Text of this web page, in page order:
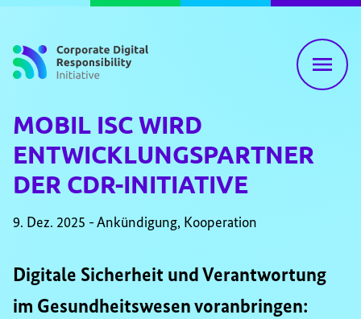
MOBIL ISC WIRD
ENTWICKLUNGSPARTNER
DER CDR-INITIATIVE
9. Dez. 2025 - Ankündigung, Kooperation
Digitale Sicherheit und Verantwortung
im Gesundheitswesen voranbringen: